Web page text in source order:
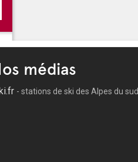
médias
- stations de ski des Alpes du sud